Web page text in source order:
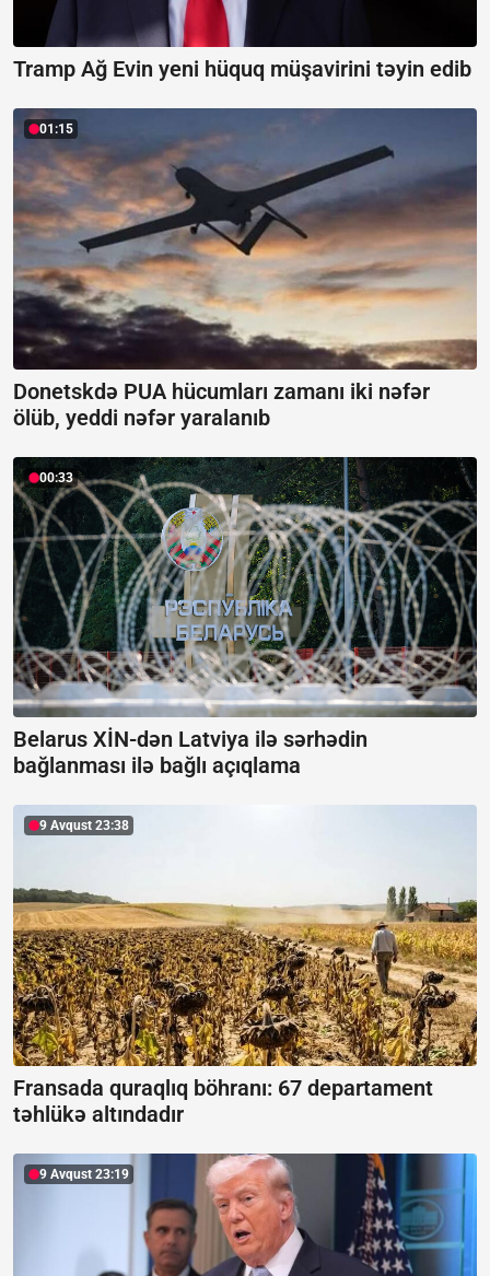
Tramp Ağ Evin yeni hüquq müşavirini təyin edib
01:15
Donetskdə PUA hücumları zamanı iki nəfər
ölüb, yeddi nəfər yaralanıb
00:33
Belarus XİN-dən Latviya ilə sərhədin
bağlanması ilə bağlı açıqlama
9 Avqust 23:38
Fransada quraqlıq böhranı: 67 departament
təhlükə altındadır
9 Avqust 23:19